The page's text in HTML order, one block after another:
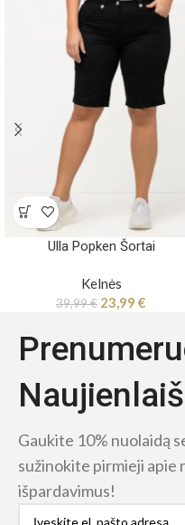
Ulla Popken Šortai
Kelnės
39,99€ 23,99 €
Gaukite 10% nuolaidą
sužinokite pirmieji apie
išpardavimus!